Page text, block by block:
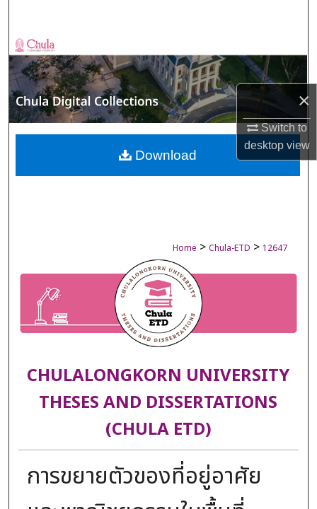
×
Switch to
desktopview
Browse Collections
My Account
About
Digital Commons Network™
Home > Chula-ETD > 12647
CHULALONGKORN UNIVERSITY
THESES AND DISSERTATIONS
(CHULA ETD)
การขยายตัวของที่อยู่อาศัย
Download